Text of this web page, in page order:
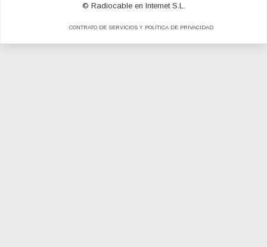
© Radiocable en Internet S.L.
CONTRATO DE SERVICIOS Y POLÍTICA DE PRIVACIDAD